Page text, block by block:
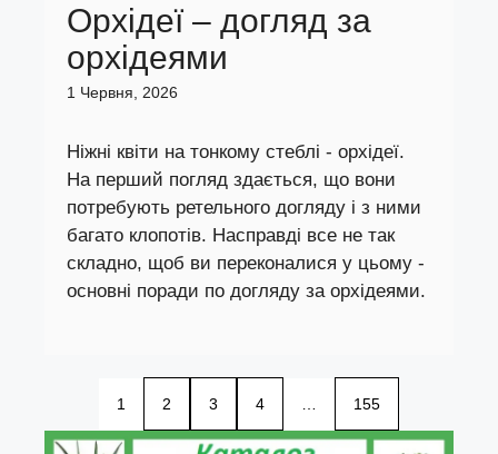
Орхідеї – догляд за
орхідеями
1 Червня, 2026
Ніжні квіти на тонкому стеблі - орхідеї.
На перший погляд здається, що вони
потребують ретельного догляду і з ними
багато клопотів. Насправді все не так
складно, щоб ви переконалися у цьому -
основні поради по догляду за орхідеями.
1 2 3 4 155